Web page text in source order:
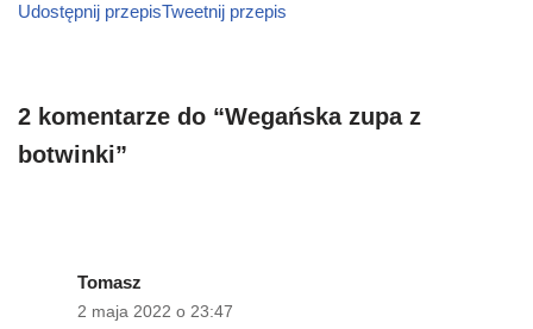
Udostępnij przepisTweetnij przepis
2 komentarze do “Wegańska zupa z
botwinki”
Tomasz
2 maja 2022 o 23:47